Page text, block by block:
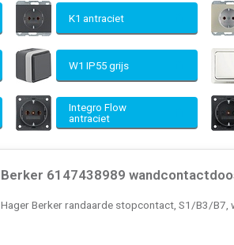
K1 antraciet
W1 IP55 grijs
Integro Flow
antraciet
Berker 6147438989
Hager Berker randaarde stopcontact, S1/B3/B7,